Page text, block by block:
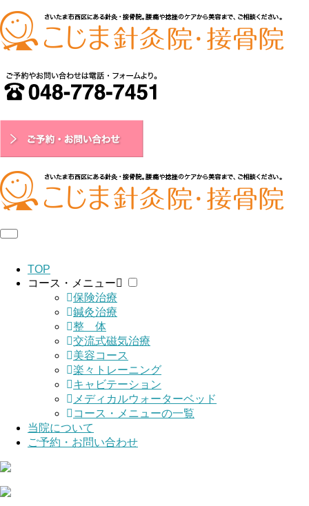
TOP
コース・メニュー
保険治療
鍼灸治療
整 体
交流式磁気治療
美容コース
楽々トレーニング
キャビテーション
メディカルウォーターベッド
コース・メニューの一覧
当院について
ご予約・お問い合わせ